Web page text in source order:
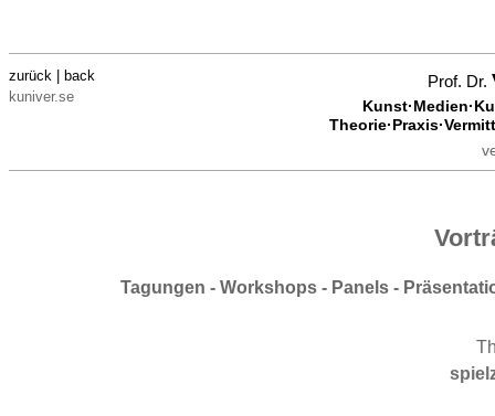
zurück | back
kuniver.se
Prof. Dr.
Tagungen - Workshops - Panels -